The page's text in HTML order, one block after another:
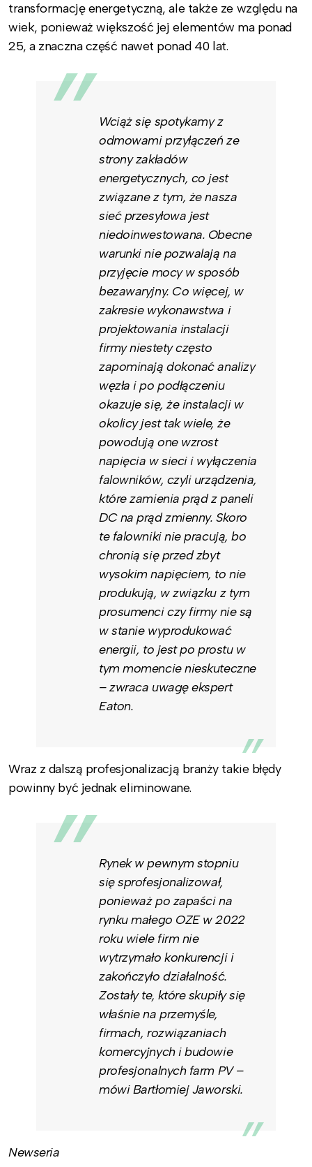
transformację energetyczną, ale także ze względu na
wiek, ponieważ większość jej elementów ma ponad
25, a znaczna część nawet ponad 40 lat.
Wciąż się spotykamy z
odmowami przyłączeń ze
strony zakładów
energetycznych, co jest
związane z tym, że nasza
sieć przesyłowa jest
niedoinwestowana. Obecne
warunki nie pozwalają na
przyjęcie mocy w sposób
bezawaryjny. Co więcej, w
zakresie wykonawstwa i
projektowania instalacji
firmy niestety często
zapominają dokonać analizy
węzła i po podłączeniu
okazuje się, że instalacji w
okolicy jest tak wiele, że
powodują one wzrost
napięcia w sieci i wyłączenia
falowników, czyli urządzenia,
które zamienia prąd z paneli
DC na prąd zmienny. Skoro
te falowniki nie pracują, bo
chronią się przed zbyt
wysokim napięciem, to nie
produkują, w związku z tym
prosumenci czy firmy nie są
w stanie wyprodukować
energii, to jest po prostu w
tym momencie nieskuteczne
– zwraca uwagę ekspert
Eaton.
Wraz z dalszą profesjonalizacją branży takie błędy
powinny być jednak eliminowane.
Rynek w pewnym stopniu
się sprofesjonalizował,
ponieważ po zapaści na
rynku małego OZE w 2022
roku wiele firm nie
wytrzymało konkurencji i
zakończyło działalność.
Zostały te, które skupiły się
właśnie na przemyśle,
firmach, rozwiązaniach
komercyjnych i budowie
profesjonalnych farm PV –
mówi Bartłomiej Jaworski.
Newseria